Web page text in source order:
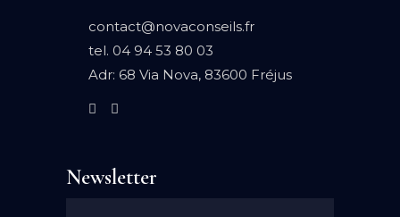
contact@novaconseils.fr
tel. 04 94 53 80 03
Adr: 68 Via Nova, 83600 Fréjus
Newsletter